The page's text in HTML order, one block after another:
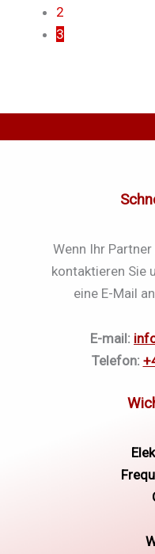
2
3
Wenn Ihr
kontaktieren Sie
eine E-Mail
E-mail:
Telefon: